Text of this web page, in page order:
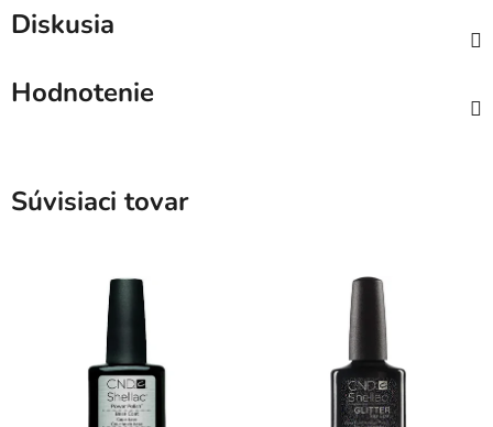
Diskusia
Hodnotenie
Súvisiaci tovar